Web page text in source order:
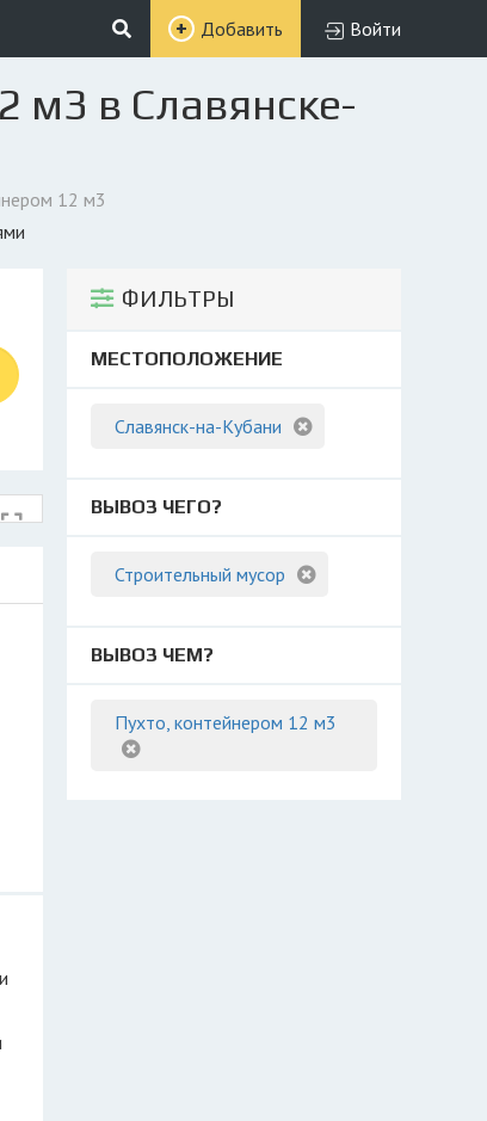
Добавить Войти
м3 в Славянске-
12 м3
ФИЛЬТРЫ
МЕСТОПОЛОЖЕНИЕ
Славянск-на-Кубани
ВЫВОЗ ЧЕГО?
Строительный мусор
ВЫВОЗ ЧЕМ?
Пухто, контейнером 12 м3